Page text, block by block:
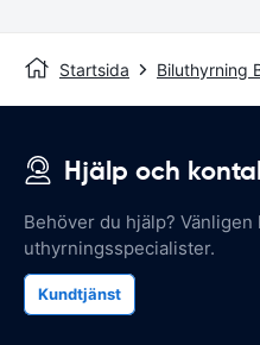
Startsida Biluthyrning
Hjälp och
Behöver du hjälp? Vänligen
uthyrningsspecialister.
Kundtjänst